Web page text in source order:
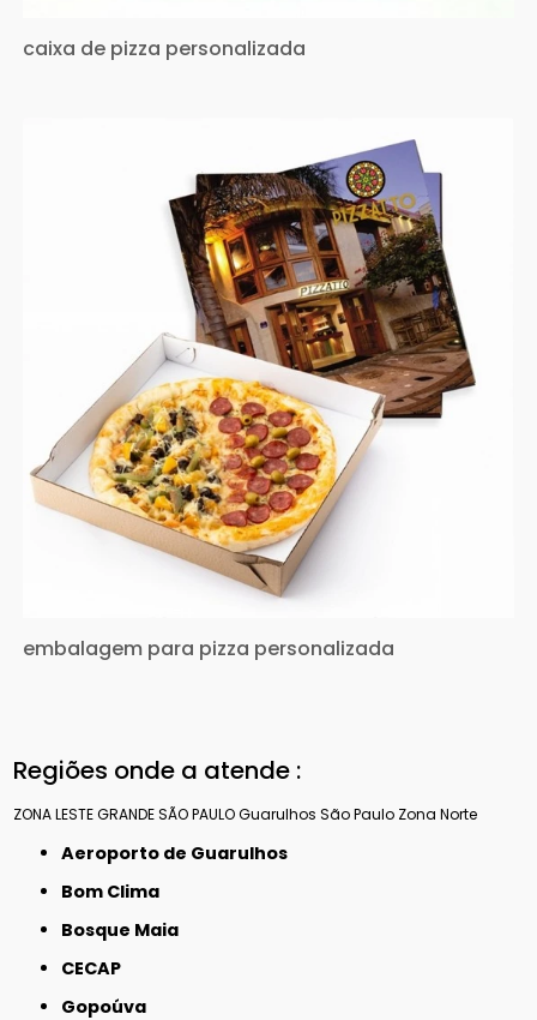
caixa de pizza personalizada
embalagem para pizza personalizada
Regiões onde a atende :
ZONA LESTEGRANDE SÃO PAULOGuarulhos São Paulo Zona Norte
Aeroporto de Guarulhos
Bom Clima
Bosque Maia
CECAP
Gopoúva